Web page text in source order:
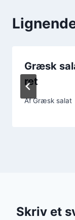
Græsk
ret
AfGræsk salat
Skriv et